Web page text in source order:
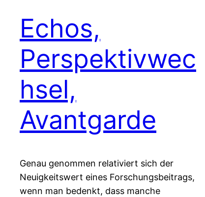
Echos,
Perspektivwec
hsel,
Avantgarde
Genau genommen relativiert sich der
Neuigkeitswert eines Forschungsbeitrags,
wenn man bedenkt, dass manche